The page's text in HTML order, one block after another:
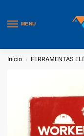
MENU
Início / FERRAMENTAS